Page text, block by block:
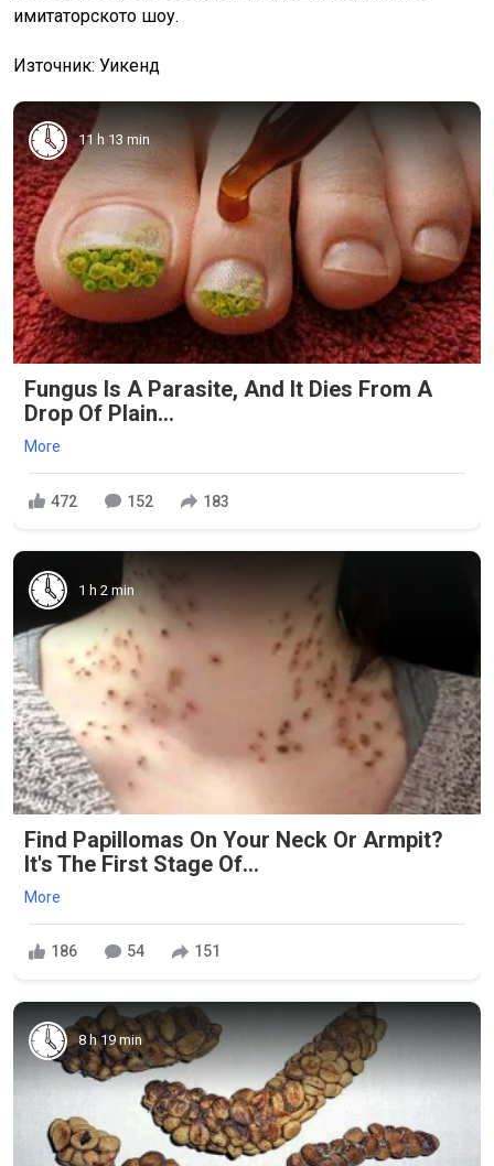
имитаторското шоу.
Източник: Уикенд
11 h 13 min
Fungus Is A Parasite, And It Dies From A
Drop Of Plain...
More
472 152 183
1 h 2 min
Find Papillomas On Your Neck Or Armpit?
It's The First Stage Of...
More
186 54 151
8 h 19 min